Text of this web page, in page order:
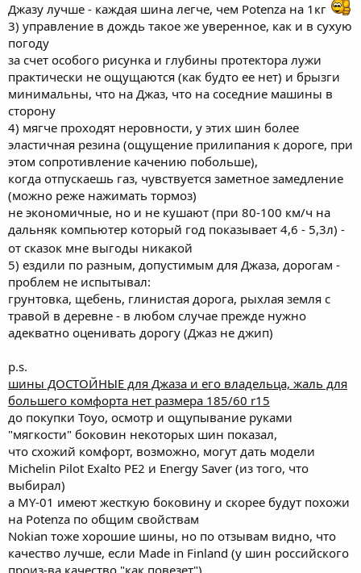
Джазу лучше - каждая шина легче, чем Potenza на 1кг
3) управление в дождь такое же уверенное, как и в сухую
погоду
за счет особого рисунка и глубины протектора лужи
практически не ощущаются (как будто ее нет) и брызги
минимальны, что на Джаз, что на соседние машины в
сторону
4) мягче проходят неровности, у этих шин более
эластичная резина (ощущение прилипания к дороге, при
этом сопротивление качению побольше),
когда отпускаешь газ, чувствуется заметное замедление
(можно реже нажимать тормоз)
не экономичные, но и не кушают (при 80-100 км/ч на
дальняк компьютер который год показывает 4,6 - 5,3л) -
от сказок мне выгоды никакой
5) ездили по разным, допустимым для Джаза, дорогам -
проблем не испытывал:
грунтовка, щебень, глинистая дорога, рыхлая земля с
травой в деревне - в любом случае прежде нужно
адекватно оценивать дорогу (Джаз не джип)
p.s.
шины ДОСТОЙНЫЕ для Джаза и его владельца, жаль для
большего комфорта нет размера 185/60 r15
до покупки Toyo, осмотр и ощупывание руками
"мягкости" боковин некоторых шин показал,
что схожий комфорт, возможно, могут дать модели
Michelin Pilot Exalto PE2 и Energy Saver (из того, что
выбирал)
а MY-01 имеют жесткую боковину и скорее будут похожи
на Potenza по общим свойствам
Nokian тоже хорошие шины, но по отзывам видно, что
качество лучше, если Made in Finland (у шин российского
произ-ва качество "как повезет")